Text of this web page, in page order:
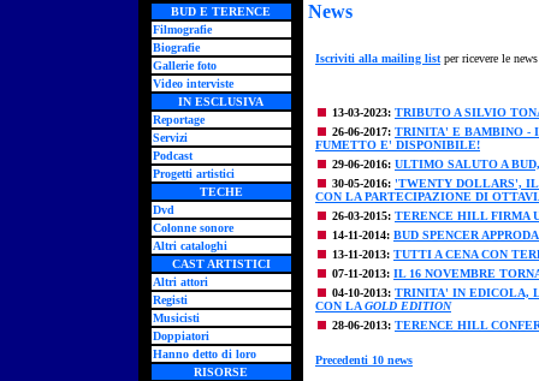
BUD E TERENCE
Filmografie
Biografie
Gallerie foto
Video interviste
IN ESCLUSIVA
Reportage
Servizi
Podcast
Progetti artistici
TECHE
Dvd
Colonne sonore
Altri cataloghi
CAST ARTISTICI
Altri attori
Registi
Musicisti
Doppiatori
Hanno detto di loro
RISORSE
News
Iscriviti alla mailing list per ricevere le
13-03-2023: TRIBUTO A SILVIO
26-06-2017: TRINITA' E BAMBINO -
FUMETTO E' DISPONIBILE!
29-06-2016: ULTIMO SALUTO A
30-05-2016: 'TWENTY DOLLARS', IL
CON LA PARTECIPAZIONE DI
26-03-2015: TERENCE HILL FIRMA
14-11-2014: BUD SPENCER
13-11-2013: TUTTI A CENA CON
07-11-2013: IL 16 NOVEMBRE
04-10-2013: TRINITA' IN EDICOLA,
CON LAGOLD EDITION
28-06-2013: TERENCE HILL
Precedenti 10 news